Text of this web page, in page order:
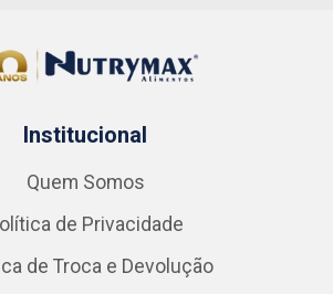
Institucional
Quem Somos
de Privacidade
de Troca e Devolução